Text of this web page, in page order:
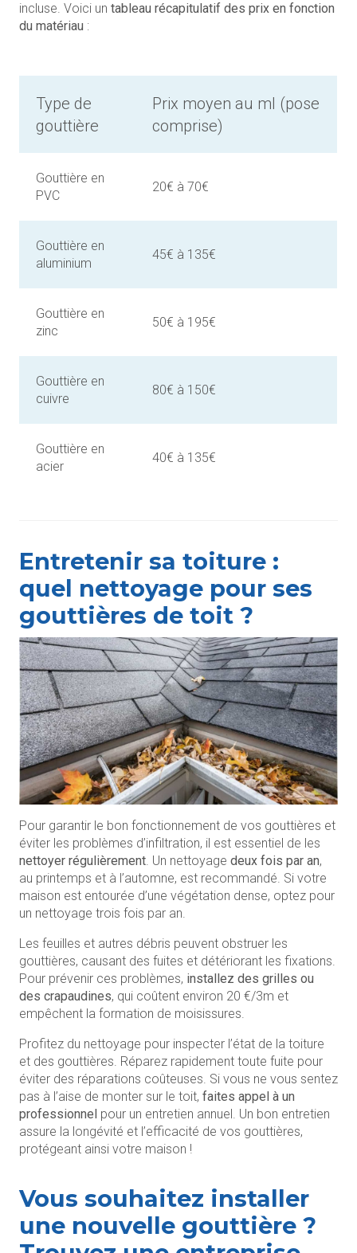
incluse. Voici un tableau récapitulatif des prix en fonction
du matériau :
Type de
gouttière
Prix moyen au ml (pose
comprise)
Gouttière en
PVC
20€ à 70€
Gouttière en
aluminium
45€ à 135€
Gouttière en
zinc
50€ à 195€
Gouttière en
cuivre
80€ à 150€
Gouttière en
acier
40€ à 135€
Entretenir sa toiture :
quel nettoyage pour ses
gouttières de toit ?
Pour garantir le bon fonctionnement de vos gouttières et
éviter les problèmes d’infiltration, il est essentiel de les
nettoyer régulièrement . Un nettoyage deux fois par an,
au printemps et à l’automne, est recommandé. Si votre
maison est entourée d’une végétation dense, optez pour
un nettoyage trois fois par an.
Les feuilles et autres débris peuvent obstruer les
gouttières, causant des fuites et détériorant les fixations.
Pour prévenir ces problèmes, installez des grilles ou
des crapaudines, qui coûtent environ 20 €/3m et
empêchent la formation de moisissures.
Profitez du nettoyage pour inspecter l’état de la toiture
et des gouttières. Réparez rapidement toute fuite pour
éviter des réparations coûteuses. Si vous ne vous sentez
pas à l’aise de monter sur le toit, faites appel à un
professionnel pour un entretien annuel. Un bon entretien
assure la longévité et l’efficacité de vos gouttières,
protégeant ainsi votre maison !
Vous souhaitez installer
une nouvelle gouttière ?